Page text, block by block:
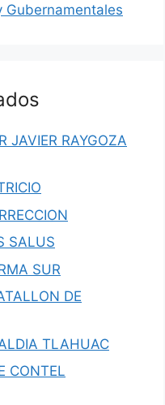
Gubernamentales
JAVIER RAYGOZA
SALUS
SUR
DE
TLAHUAC
CONTEL